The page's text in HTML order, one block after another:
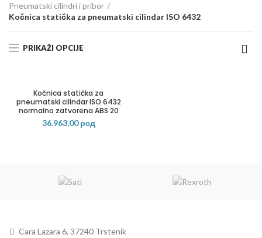
Pneumatski cilindri i pribor
Kočnica statička za pneumatski cilindar ISO 6432
PRIKAŽI OPCIJE
Kočnica statička za
pneumatski cilindar ISO 6432
normalno zatvorena ABS 20
36.963,00рсд
Cara Lazara 6, 37240 Trstenik